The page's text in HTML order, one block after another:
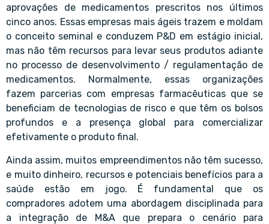
aprovações de medicamentos prescritos nos últimos
cinco anos. Essas empresas mais ágeis trazem e moldam
o conceito seminal e conduzem P&D em estágio inicial,
mas não têm recursos para levar seus produtos adiante
no processo de desenvolvimento / regulamentação de
medicamentos. Normalmente, essas organizações
fazem parcerias com empresas farmacêuticas que se
beneficiam de tecnologias de risco e que têm os bolsos
profundos e a presença global para comercializar
efetivamente o produto final.
Ainda assim, muitos empreendimentos não têm sucesso,
e muito dinheiro, recursos e potenciais benefícios para a
saúde estão em jogo. É fundamental que os
compradores adotem uma abordagem disciplinada para
a integração de M&A que prepara o cenário para